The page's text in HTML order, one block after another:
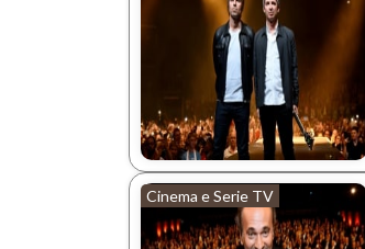
Cinema e Serie TV